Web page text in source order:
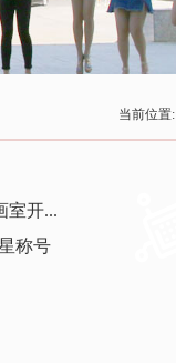
当前位置:
室开...
称号